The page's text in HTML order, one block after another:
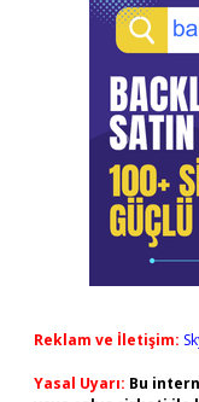
Reklam ve İletişim:
Yasal Uyarı: Bu